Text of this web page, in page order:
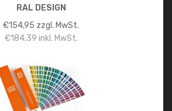
RAL DESIGN
€154,95 zzgl. MwSt.
€184,39 inkl. MwSt.